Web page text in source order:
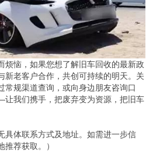
烦恼，如果您想了解旧车回收的最新政
新老客户合作，共创可持续的明天。关
常规渠道查询，或向身边朋友咨询口
我们携手，把废弃变为资源，把旧车
具体联系方式及地址。如需进一步信
荐获取。）